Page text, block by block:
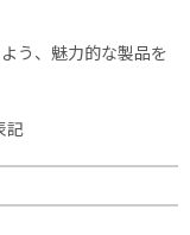
う、魅力的な製品を
記